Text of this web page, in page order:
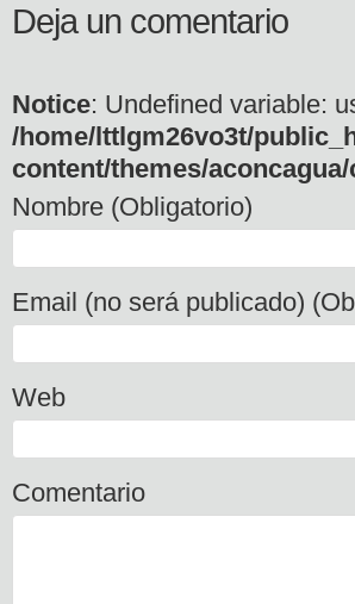
Deja un comentario
Notice: Undefined variable:
/home/lttlgm26vo3t/
content/themes/
Nombre (Obligatorio)
Email (no será publicado)
Web
Comentario